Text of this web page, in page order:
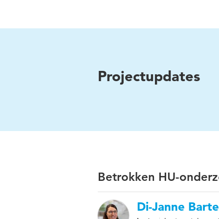
Projectupdates
Betrokken HU-
Di-Janne